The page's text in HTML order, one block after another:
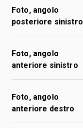
Foto, angolo
posteriore sinistro
Foto, angolo
anteriore sinistro
Foto, angolo
anteriore destro